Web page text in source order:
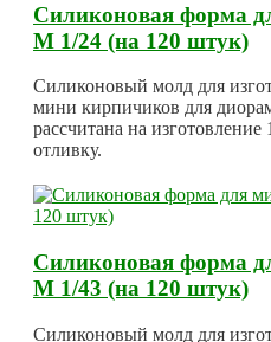
Силиконовая форма
М 1/24 (на 120 штук)
Силиконовый молд для
мини кирпичиков для
рассчитана на
отливку.
Силиконовая форма
М 1/43 (на 120 штук)
Силиконовый молд для